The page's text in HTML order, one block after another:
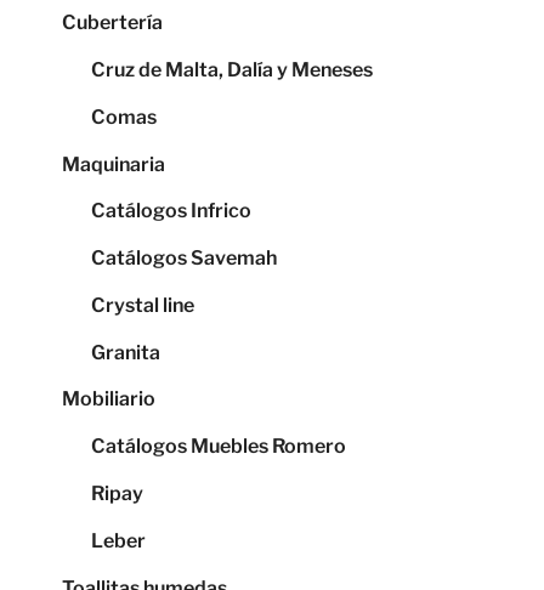
Cubertería
Cruz de Malta, Dalía y Meneses
Comas
Maquinaria
Catálogos Infrico
Catálogos Savemah
Crystal line
Granita
Mobiliario
Catálogos Muebles Romero
Ripay
Leber